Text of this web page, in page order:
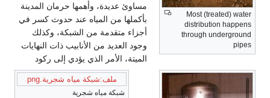
Most (treated) water
distribution happens
through underground
pipes
ملف:شبكة مياه شجرية.png
شبكة مياه شجرية
مساوئ عديدة، وأهمها حرمان المدينة
بأكملها من المياه عند حدوث كسر في
أجزاء متقدمة من الشبكة، وكذلك
وجود العديد من الأنابيب ذات النهايات
الميتة، الأمر الذي يؤدي إلى ركود